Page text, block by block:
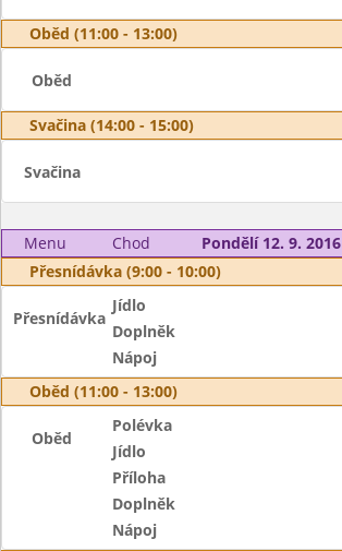
Oběd (11:00 - 13:00)
Oběd
Svačina (14:00 - 15:00)
Svačina
Menu Chod
Pondělí 12. 9. 2016
Přesnídávka (9:00 - 10:00)
Přesnídávka
Jídlo
Doplněk
Nápoj
Oběd (11:00 - 13:00)
Oběd
Polévka
Jídlo
Příloha
Doplněk
Nápoj